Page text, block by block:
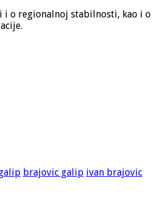
i o regionalnoj stabilnosti, kao i o
brajovic galip ivan brajovic